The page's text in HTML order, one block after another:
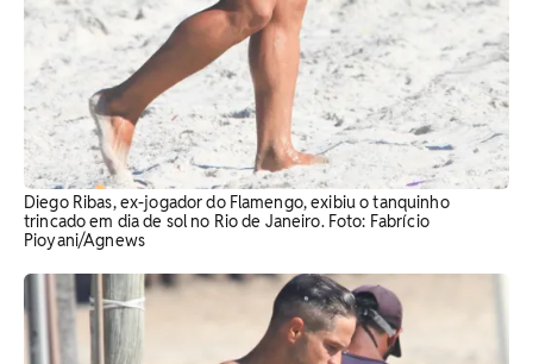
Diego Ribas, ex-jogador do Flamengo, exibiu o tanquinho
trincado em dia de sol no Rio de Janeiro. Foto: Fabrício
Pioyani/Agnews